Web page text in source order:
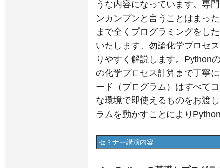
うな内容になっています。専
ンカンプンと言うことはまっ
まで全くプログラミングをし
いたします。勿論化学プロセ
りやすく解説します。Python
の化学プロセス計算まで丁寧
ード（プログラム）はすべて
な環境で即使えるものをお渡
ラムを動かすことにより
セミナー講演内容